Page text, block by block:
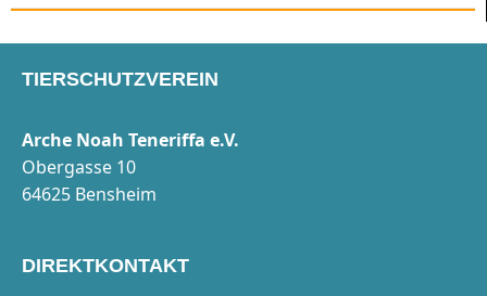
TIERSCHUTZVEREIN
Arche Noah Teneriffa e.V.
Obergasse 10
64625 Bensheim
DIREKTKONTAKT